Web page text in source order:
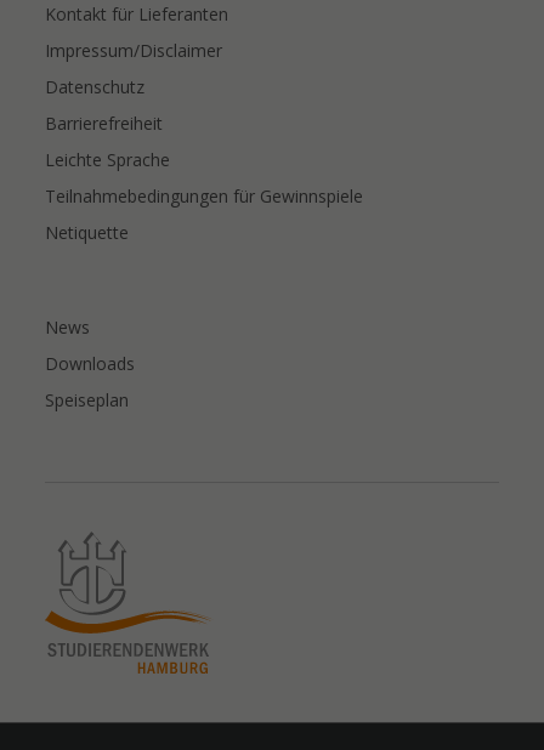
Kontakt für Lieferanten
Impressum/Disclaimer
Datenschutz
Barrierefreiheit
Leichte Sprache
Teilnahmebedingungen für Gewinnspiele
Netiquette
News
Downloads
Speiseplan